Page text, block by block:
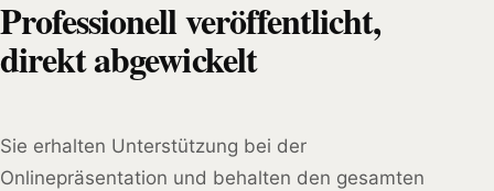
Professionell veröffentlicht,
direkt abgewickelt
Sie erhalten Unterstützung bei der
Onlinepräsentation und behalten den gesamten